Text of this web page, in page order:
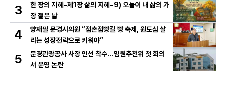
3
한 장의 지혜-제1장 삶의 지혜-9) 오늘이 내 삶의 가
장 젊은 날
4
양재필 문경시의원 “점촌점빵길 빵 축제, 원도심 살
리는 성장전략으로 키워야”
5
문경관광공사 사장 인선 착수…임원추천위 첫 회의
서 운영 논란